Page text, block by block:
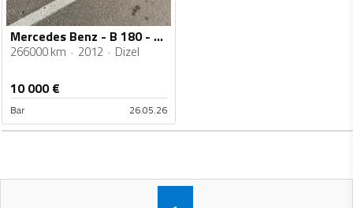
Mercedes Benz - B 180 - CDI
266000 km 2012 Dizel
10 000€
Bar 26.05.26